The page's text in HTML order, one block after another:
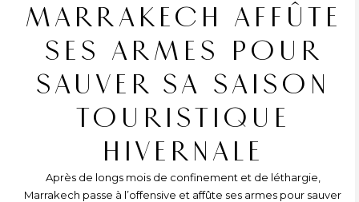
MARRAKECH AFFÛTE
SES ARMES POUR
SAUVER SA SAISON
TOURISTIQUE
HIVERNALE
Après de longs mois de confinement et de léthargie,
Marrakech passe à l’offensive et affûte ses armes pour sauver